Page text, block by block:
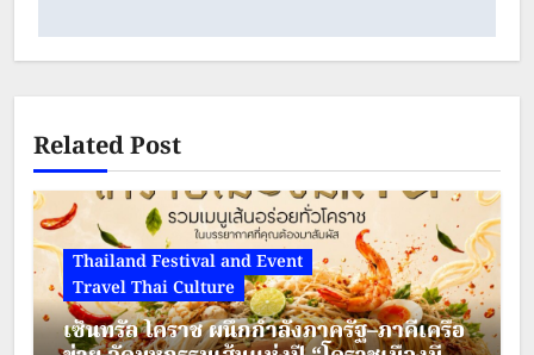
Related Post
Thailand Festival and Event
Travel Thai Culture
เซ็นทรัล โคราช ผนึกกำลังภาครัฐ–ภาคีเครือ